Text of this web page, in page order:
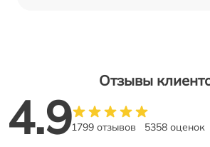
Отзывы
4.91799 отзывов 5358 оценок